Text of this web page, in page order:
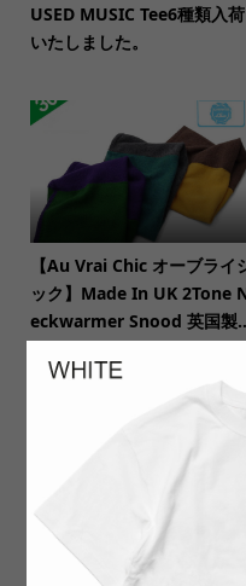
USED MUSIC Tee6種類入荷
いたしました。
【Au Vrai Chic オーブライ
ック】Made In UK 2Tone
eckwarmer Snood 英国製
【MUSIC Tee ミュージックテ
ィー】GREEN MIND-DINOS
AUR JR グリーンマインド ...